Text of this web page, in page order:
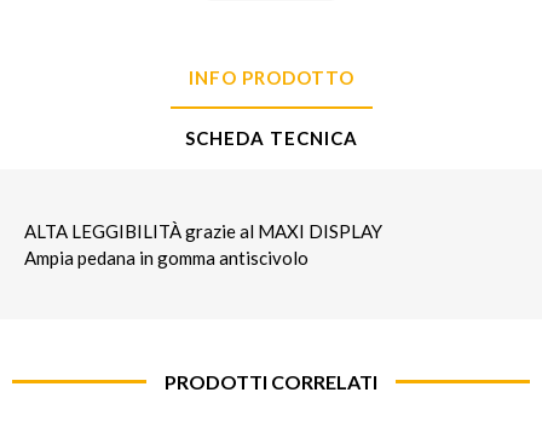
INFO PRODOTTO
SCHEDA TECNICA
ALTA LEGGIBILITÀ grazie al MAXI DISPLAY
Ampia pedana in gomma antiscivolo
PRODOTTI CORRELATI